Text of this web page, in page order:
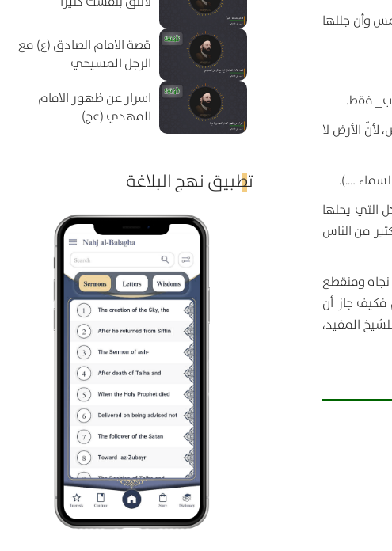
وأن جللها
فقط.
الأرض لا
….).
التي يحلها
من الناس
ومنقطع
فكيف جاز أن
المفيد،
قصة الامام الصادق (ع) مع
الرجل المسيحي
اسرار عن ظهور الامام
المهدي (عج)
تطبيق نهج البلاغة